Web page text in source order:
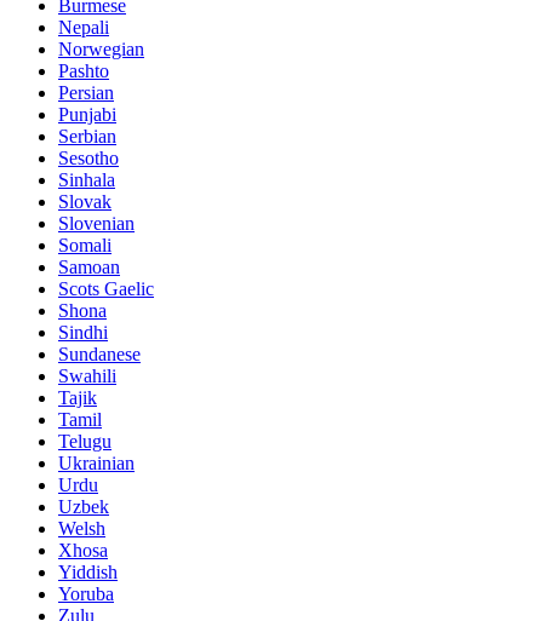
Burmese
Nepali
Norwegian
Pashto
Persian
Punjabi
Serbian
Sesotho
Sinhala
Slovak
Slovenian
Somali
Samoan
Scots Gaelic
Shona
Sindhi
Sundanese
Swahili
Tajik
Tamil
Telugu
Ukrainian
Urdu
Uzbek
Welsh
Xhosa
Yiddish
Yoruba
Zulu